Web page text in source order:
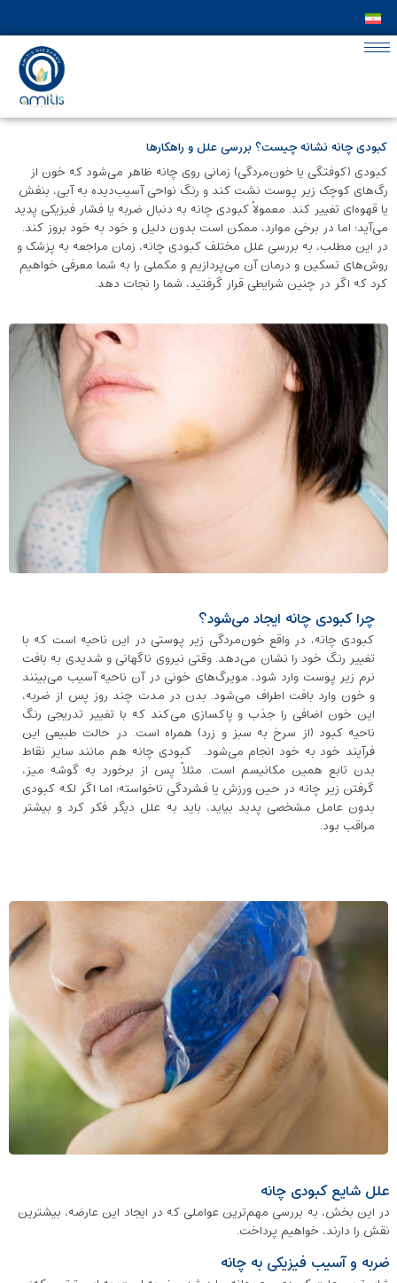
کبودی چانه نشانه چیست؟ بررسی علل و راهکارها
کبودی (کوفتگی یا خون‌مردگی) زمانی روی چانه ظاهر می‌شود که خون از
رگ‌های کوچک زیر پوست نشت کند و رنگ نواحی آسیب‌دیده به آبی، بنفش
یا قهوه‌ای تغییر کند. معمولاً کبودی چانه به‌ دنبال ضربه یا فشار فیزیکی پدید
می‌آید؛ اما در برخی موارد، ممکن است بدون ‌دلیل و خود به‌ خود بروز کند.
در این مطلب، به بررسی علل مختلف کبودی چانه، زمان مراجعه به پزشک و
روش‌های تسکین و درمان آن می‌پردازیم و مکملی را به شما معرفی خواهیم
کرد که اگر در چنین شرایطی قرار گرفتید، شما را نجات دهد.
چرا کبودی چانه ایجاد می‌شود؟
کبودی چانه، در واقع خون‌مردگی زیر پوستی در این ناحیه است که با
تغییر رنگ‌ خود را نشان می‌دهد. وقتی نیروی ناگهانی و شدیدی به بافت
نرم زیر پوست وارد شود، مویرگ‌های خونی در آن ناحیه آسیب می‌بینند
و خون وارد بافت اطراف می‌شود. بدن در مدت چند روز پس از ضربه،
این خون اضافی را جذب و پاکسازی می‌کند که با تغییر تدریجی رنگ
ناحیه کبود (از سرخ به سبز و زرد) همراه است. در حالت طبیعی این
فرآیند خود به ‌خود انجام می‌شود. کبودی چانه هم مانند سایر نقاط
بدن تابع همین مکانیسم است. مثلاً پس از برخورد به گوشه میز،
گرفتن زیر چانه در حین ورزش یا فشردگی ناخواسته؛ اما اگر لکه کبودی
بدون عامل مشخصی پدید بیاید، باید به علل دیگر فکر کرد و بیشتر
مراقب بود.
علل شایع کبودی چانه
در این بخش، به بررسی مهم‌ترین عواملی که در ایجاد این عارضه، بیشترین
نقش را دارند، خواهیم پرداخت.
ضربه و آسیب فیزیکی به چانه